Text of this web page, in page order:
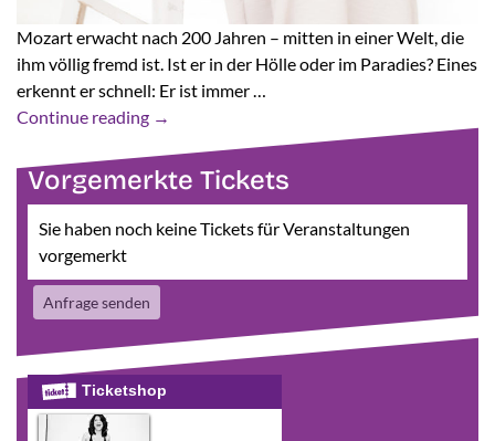
Mozart erwacht nach 200 Jahren – mitten in einer Welt, die
ihm völlig fremd ist. Ist er in der Hölle oder im Paradies? Eines
erkennt er schnell: Er ist immer …
Continue reading →
Vorgemerkte Tickets
Sie haben noch keine Tickets für Veranstaltungen
vorgemerkt
Anfrage senden
Ticketshop